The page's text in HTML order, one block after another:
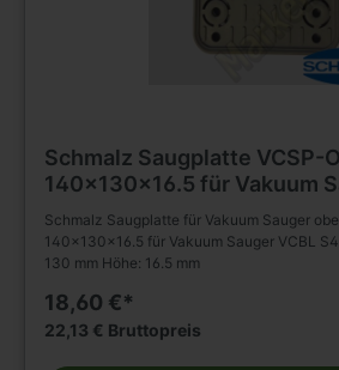
Schmalz Saugplatte VCSP-O
140x130x16.5 für Vakuum
Schmalz Saugplatte für Vakuum Sauger oben VCSP-O
140x130x16.5 für Vakuum Sauger VCBL
130 mm Höhe: 16.5 mm
18,60 €*
22,13 € Bruttopreis